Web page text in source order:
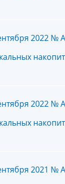
2022 №
2022 №
2021 №